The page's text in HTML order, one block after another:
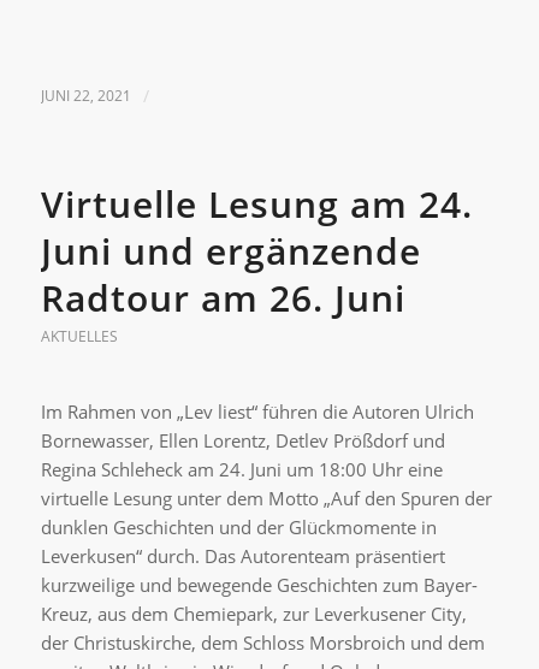
JUNI 22, 2021 /
Virtuelle Lesung am 24.
Juni und ergänzende
Radtour am 26. Juni
AKTUELLES
Im Rahmen von „Lev liest“ führen die Autoren Ulrich
Bornewasser, Ellen Lorentz, Detlev Prößdorf und
Regina Schleheck am 24. Juni um 18:00 Uhr eine
virtuelle Lesung unter dem Motto „Auf den Spuren der
dunklen Geschichten und der Glückmomente in
Leverkusen“ durch. Das Autorenteam präsentiert
kurzweilige und bewegende Geschichten zum Bayer-
Kreuz, aus dem Chemiepark, zur Leverkusener City,
der Christuskirche, dem Schloss Morsbroich und dem